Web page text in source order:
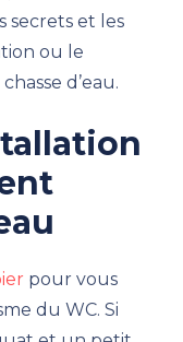
secrets et les
ou le
d’eau.
pour vous
du WC. Si